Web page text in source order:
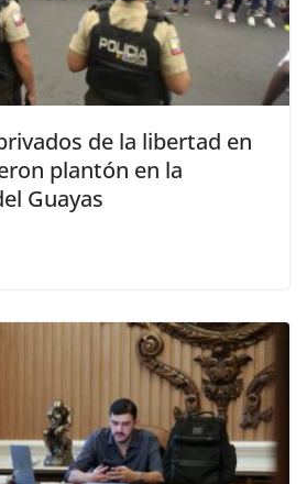
de la libertad en
plantón en la
Guayas